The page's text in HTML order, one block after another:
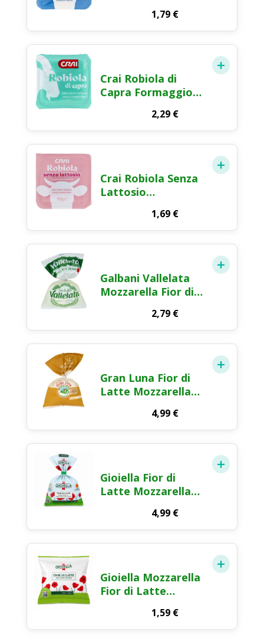
1,79 €
Crai Robiola di
Capra Formaggio
2,29 €
Crai Robiola Senza
Lattosio
1,69 €
Galbani Vallelata
Mozzarella Fior di
2,79 €
Gran Luna Fior di
Latte Mozzarella
4,99 €
Gioiella Fior di
Latte Mozzarella
4,99 €
Gioiella Mozzarella
Fior di Latte
1,59 €